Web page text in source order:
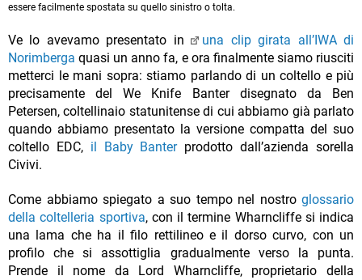
essere facilmente spostata su quello sinistro o tolta.
Ve lo avevamo presentato in
una clip girata all’IWA di
Norimberga quasi un anno fa, e ora finalmente siamo riusciti
metterci le mani sopra: stiamo parlando di un coltello e più
precisamente del We Knife Banter disegnato da Ben
Petersen, coltellinaio statunitense di cui abbiamo già parlato
quando abbiamo presentato la versione compatta del suo
coltello EDC, il Baby Banterprodotto dall’azienda sorella
Civivi.
Come abbiamo spiegato a suo tempo nel nostro glossario
della coltelleria sportiva, con il termine Wharncliffe si indica
una lama che ha il filo rettilineo e il dorso curvo, con un
profilo che si assottiglia gradualmente verso la punta.
Prende il nome da Lord Wharncliffe, proprietario della